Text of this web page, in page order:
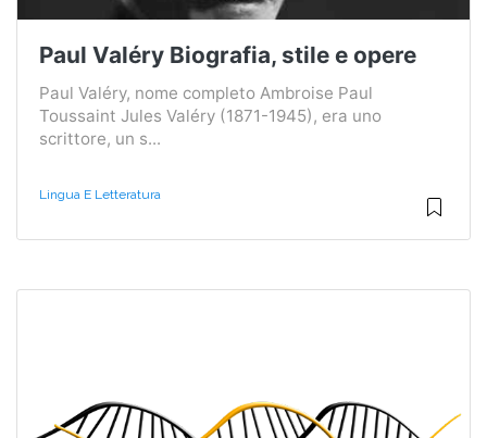
Paul Valéry Biografia, stile e opere
Paul Valéry, nome completo Ambroise Paul
Toussaint Jules Valéry (1871-1945), era uno
scrittore, un s...
Lingua E Letteratura